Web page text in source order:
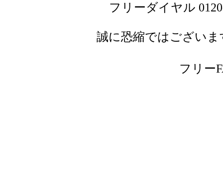
フリーダイヤル
誠に恐縮ではござい
フリー